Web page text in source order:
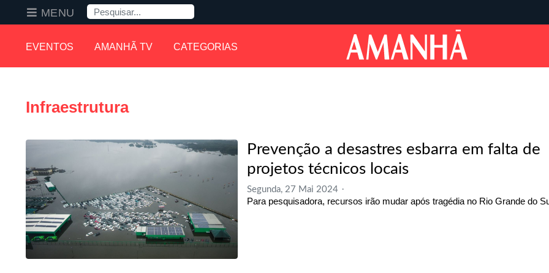
EVENTOS AMANHÃ TV CATEGORIAS
MENU Pesquisa
Infraestrutura
Prevenção a desastres esbarra em falta de
projetos técnicos locais
Segunda, 27 Mai 2024
Para pesquisadora, recursos irão mudar após tragédia no Rio Grande do